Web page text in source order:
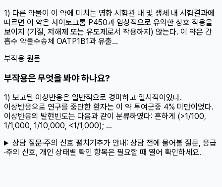
1) 다른 약물이 이 약에 미치는 영향 시험관 내 및 생체 내 시험결과에
따르면 이 약은 사이토크롬 P450과 임상적으로 유의한 상호 작용을
보이지 (기질, 저해제 또는 유도제로서 작용하지) 않는다. 이 약은 간
흡수 약물수송체 OATP1B1과 유출...
부작용 원문
부작용은 무엇을 봐야 하나요?
1) 보고된 이상반응은 일반적으로 경미하고 일시적이었다.
이상반응으로 연구를 중단한 환자는 이 약 투여군중 4% 미만이었다.
이상반응의 발현빈도는 다음과 같이 분류하였다: 흔하게 (>1/100,
1/1,000, 1/10,000, <1/1,000); ...
상담 질문·주의 신호 펼치기 추가 안내: 상담 전에 물어볼 질문, 응급
·주의 신호, 개인 상태별 확인 항목은 필요할 때 열어 확인하세요.